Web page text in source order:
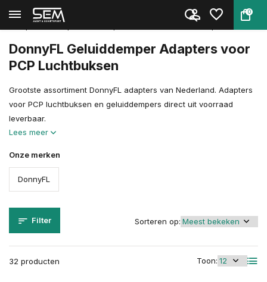
0
Terug Home
DonnyFL Geluiddemper Adapters voor
PCP Luchtbuksen
Grootste assortiment DonnyFL adapters van Nederland. Adapters
voor PCP luchtbuksen en geluiddempers direct uit voorraad
leverbaar.
Lees meer
Onze merken
DonnyFL
Filter
32 producten Toon:
Sorteren op: